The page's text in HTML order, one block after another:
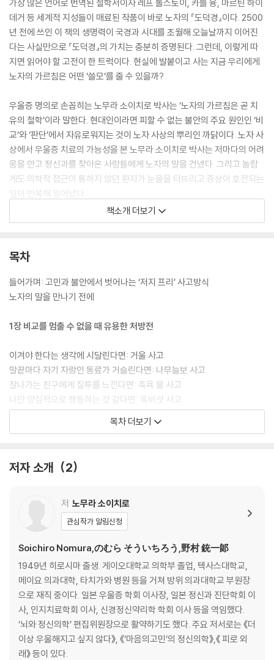
가장 많은 언어로 번역된 철학서이자 레프 톨스토이, 카를 융, 마르틴 하이
데거 등 세계적 지성들이 매료된 작품이 바로 노자의 『도덕경』이다. 2500
년 전에 쓰인 이 책의 생명력이 국경과 시대를 초월해 오늘날까지 이어진
다는 사실만으로 『도덕경』의 가치는 충분히 증명된다. 그런데, 이렇게 따
지면 읽어야 할 고전이 한 트럭이다. 현실에 발붙이고 사는 지금 우리에게
노자의 가르침은 어떤 ‘쓸모’를 줄 수 있을까?
우울증 명의로 손꼽히는 노무라 소이치로 박사는 ‘노자의 가르침은 곧 치
유의 철학’이라 말한다. 현대인이라면 피할 수 없는 불안의 주요 원인인 ‘비
교’와 ‘판단’에서 자유로워지는 것이 노자 사상의 뿌리인 까닭이다. 노자 사
상에서 우울증 치료의 가능성을 본 노무라 소이치로 박사는 저마다의 어려
움을 안고 정신과를 찾아온 사람들에게 노자의 말을 건넸다. 그리고 놀랍
게도 의학적 접근이 통하지 않던 환자가 눈물을 터뜨리고 증상이 호전되는
일이 반복해 일어났다.
사실 진료실 밖에서도 많은 이들이 매일같이 작은 전투를 치르고 있다. 비
는 삶이 일상이 되었다. 반세기 가까이 정신과 의사로 전념해 온 노무라 소
불안을 잠재우는 노자의 말』을 집필했다. 삶의 방향을 잃고 슬럼프에 빠진
분, 자기 변화를 강조하며 채찍질하는 철학서와 심리서에 괴리감을 느끼는
게 이 책을 추천한다.
책소개 더보기
목차
들어가며: 고민과 불안에서 벗어나는 ‘저지 프리’ 사고방식
노자의 말을 만나기 전에
1장 비교를 멈출 수 없을 때 유용한 처방전
이겨야 한다는 생각에 시달린다면: 거울 사고
말끝마다 자기 자랑인 동료가 거슬린다면: 나무늘보 사고
잘나가는 친구에게 질투를 느낀다면: 족욕 물 사고
나만 양심적으로 행동하는 것 같다면: 독버섯 사고
주변 사람들이 어리석게 보인다면: 카멜레온 사고
스스로가 쓸모없게 느껴진다면: 그릇 사고
WORK1 남이 아닌 나에게 집중할 수 있는 거울 미션
2장 나도 모르게 무리했을 때 유용한 처방전
노력해도 결과가 없어 초조하다면: 시계 사고
끝이 보이지 않아 괴롭다면: 우산 사고
마음이 들떠서 주체가 안 된다면: 나무뿌리 사고
주변과 맞추려 할수록 겉도는 것 같다면: 안경다리 사고
자신을 갈아 넣듯 일하고 있다면: 유령 사고
헌신의 대가가 없어 허무하다면: 반려묘 사고
사회에 적응하지 못해 고통스럽다면: 나팔바지 사고
화려한 과거를 붙잡고 싶어진다면: 밀짚모자 사고
일상조차 버겁다고 느낀다면: 화장실 사고
목차 더보기
저자 소개 2
저 노무라 소이치로
관심작가 알림신청
Soichiro Nomura,のむら そういちろう,野村 銃一郞
1949년 히로시마 출생. 게이오대학교 의학부 졸업, 텍사스대학교,
메이요 의과대학, 타치가와 병원 등을 거쳐 방위 의과대학교 부원장
으로 재직 중이다. 일본 우울증 학회 이사장, 일본 정신과 진단학회 이
사, 인지치료학회 이사, 신경정신약리학 학회 이사 등을 역임했다.
‘뇌와 정신의학’ 편집위원장으로 활약하기도 했다. 주요 저서로는 《더
이상 우울해지고 싶지 않다》, 《‘마음의고민’의 정신의학》,《 피로 외
래》 등이 있다.